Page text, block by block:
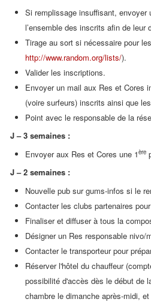
Si remplissage insuffisant, envoyer
l’ensemble des inscrits afin de
Tirage au sort si nécessaire pour
http://www.random.org/lists/).
Valider les inscriptions.
Envoyer un mail aux Res et Cores
(voire surfeurs) inscrits ainsi que
Point avec le responsable de la
J – 3 semaines :
Envoyer aux Res et Cores une 1ère
J – 2 semaines :
Nouvelle pub sur gums-infos si le
Contacter les clubs partenaires
Finaliser et diffuser à tous la
Désigner un Res responsable
Contacter le transporteur pour
Réserver l'hôtel du chauffeur
possibilité d'accès dès le début de
chambre le dimanche après-midi,